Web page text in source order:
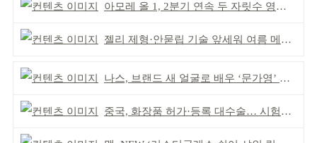
아모레 올 1, 2분기 연속 두 자릿수 영업이익률 기록
젤리 제형·안묻립 기술 앞세워 여름 메이크업 시장 공략
나스, 브랜드 새 얼굴로 배우 ‘문가영’ 발탁
중국, 화장품 허가·등록 대수술… 시험자료 공용 허용